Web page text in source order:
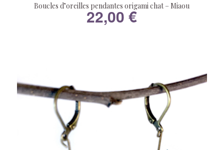
Boucles d’oreilles pendantes origami chat – Miaou
22,00€